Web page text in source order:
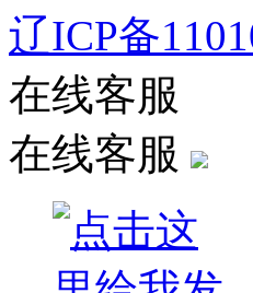
辽ICP备
在线客服
在线客服